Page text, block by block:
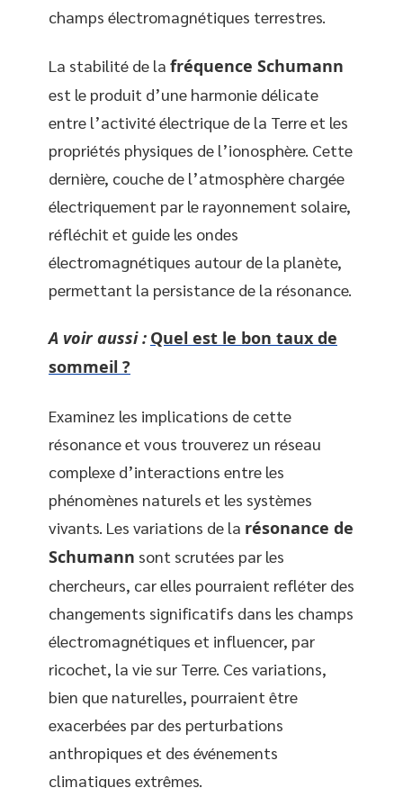
champs électromagnétiques terrestres.
La stabilité de la fréquence Schumann
est le produit d’une harmonie délicate
entre l’activité électrique de la Terre et les
propriétés physiques de l’ionosphère. Cette
dernière, couche de l’atmosphère chargée
électriquement par le rayonnement solaire,
réfléchit et guide les ondes
électromagnétiques autour de la planète,
permettant la persistance de la résonance.
A voir aussi : Quel est le bon taux de
sommeil ?
Examinez les implications de cette
résonance et vous trouverez un réseau
complexe d’interactions entre les
phénomènes naturels et les systèmes
vivants. Les variations de la résonance de
Schumann sont scrutées par les
chercheurs, car elles pourraient refléter des
changements significatifs dans les champs
électromagnétiques et influencer, par
ricochet, la vie sur Terre. Ces variations,
bien que naturelles, pourraient être
exacerbées par des perturbations
anthropiques et des événements
climatiques extrêmes.